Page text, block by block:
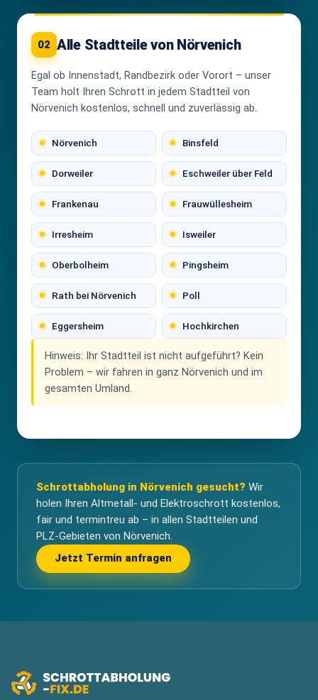
02 Alle Stadtteile von Nörvenich
Egal ob Innenstadt, Randbezirk oder Vorort – unser
Team holt Ihren Schrott in jedem Stadtteil von
Nörvenich kostenlos, schnell und zuverlässig ab.
Nörvenich Binsfeld
Dorweiler Eschweiler über Feld
Frankenau Frauwüllesheim
Irresheim Isweiler
Oberbolheim Pingsheim
Rath bei Nörvenich Poll
Eggersheim Hochkirchen
Hinweis: Ihr Stadtteil ist nicht aufgeführt? Kein
Problem – wir fahren in ganz Nörvenich und im
gesamten Umland.
Schrottabholung in Nörvenich gesucht? Wir
holen Ihren Altmetall- und Elektroschrott kostenlos,
fair und termintreu ab – in allen Stadtteilen und
PLZ-Gebieten von Nörvenich.
Jetzt Termin anfragen